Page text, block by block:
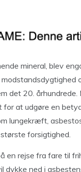
mineral, blev
det 20.
for at udgøre en
lungekræft,
forsigtighed.
en rejse fra fare til
dykke ned i